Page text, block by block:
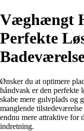
Væghængt
Perfekte
Ønsker du at optimere
håndvask er den
skabe mere gulvplads og
manglende
endnu mere attraktive for
indretning.